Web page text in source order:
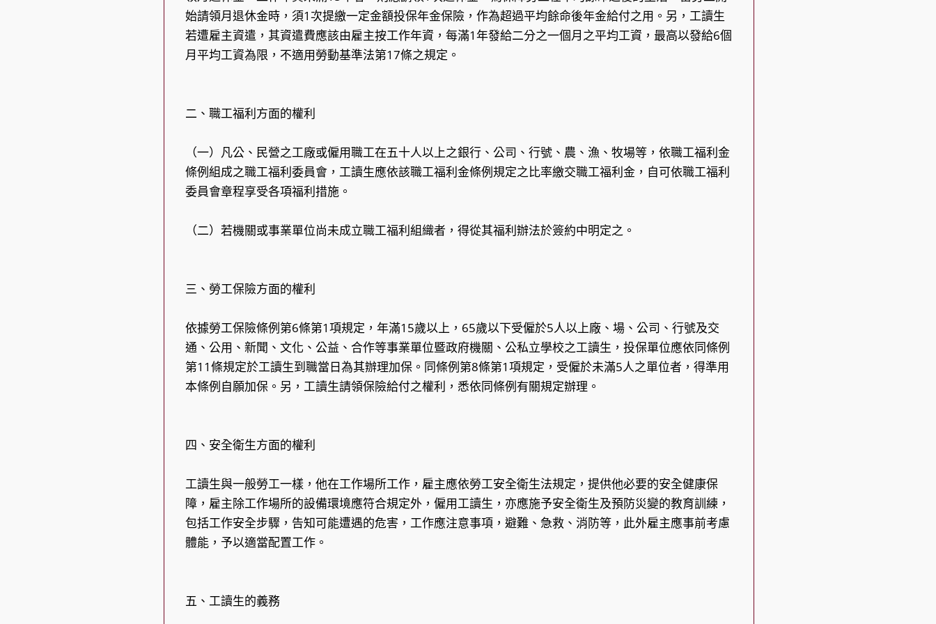
始請領月退休金時，須1次提繳一定金額投保年金保險，作為超過平均餘命後年金給付之用。另，工讀生
若遭雇主資遣，其資遣費應該由雇主按工作年資，每滿1年發給二分之一個月之平均工資，最高以發給6個
月平均工資為限，不適用勞動基準法第17條之規定。
二、職工福利方面的權利
（一）凡公、民營之工廠或僱用職工在五十人以上之銀行、公司、行號、農、漁、牧場等，依職工福利金
條例組成之職工福利委員會，工讀生應依該職工福利金條例規定之比率繳交職工福利金，自可依職工福利
委員會章程享受各項福利措施。
（二）若機關或事業單位尚未成立職工福利組織者，得從其福利辦法於簽約中明定之。
三、勞工保險方面的權利
依據勞工保險條例第6條第1項規定，年滿15歲以上，65歲以下受僱於5人以上廠、場、公司、行號及交
通、公用、新聞、文化、公益、合作等事業單位暨政府機關、公私立學校之工讀生，投保單位應依同條例
第11條規定於工讀生到職當日為其辦理加保。同條例第8條第1項規定，受僱於未滿5人之單位者，得準用
本條例自願加保。另，工讀生請領保險給付之權利，悉依同條例有關規定辦理。
四、安全衛生方面的權利
工讀生與一般勞工一樣，他在工作場所工作，雇主應依勞工安全衛生法規定，提供他必要的安全健康保
障，雇主除工作場所的設備環境應符合規定外，僱用工讀生，亦應施予安全衛生及預防災變的教育訓練，
包括工作安全步驟，告知可能遭遇的危害，工作應注意事項，避難、急救、消防等，此外雇主應事前考慮
體能，予以適當配置工作。
五、工讀生的義務